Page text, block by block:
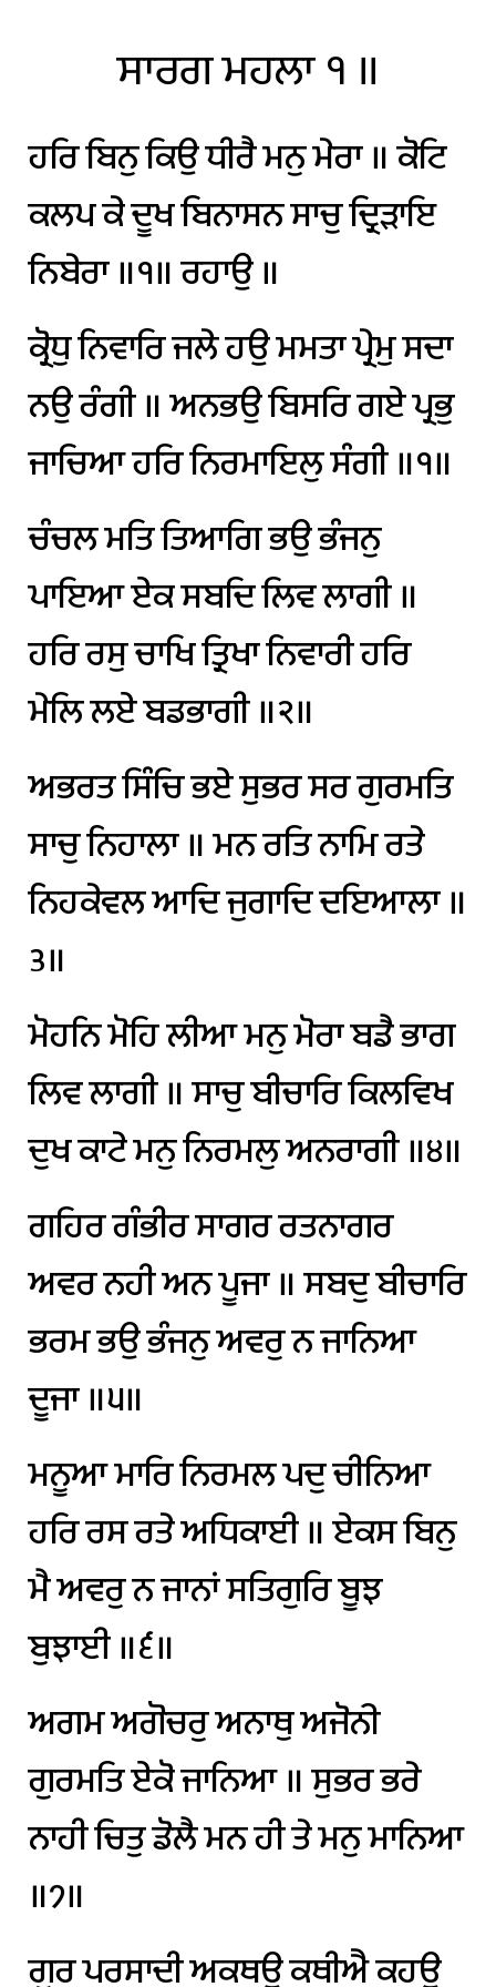
ਸਾਰਗਮਹਲਾ੧ ॥
ਹਰਿਬਿਨੁਕਿਉਧੀਰੈਮਨੁਮੇਰਾ॥ਕੋਟਿ
ਕਲਪਕੇਦੂਖਬਿਨਾਸਨਸਾਚੁਦ੍ਰਿੜਾਇ
ਨਿਬੇਰਾ॥੧॥ਰਹਾਉ॥
ਕ੍ਰੋਧੁਨਿਵਾਰਿਜਲੇਹਉਮਮਤਾਪ੍ਰੇਮੁਸਦਾ
ਨਉਰੰਗੀ॥ਅਨਭਉਬਿਸਰਿਗਏਪ੍ਰਭੁ
ਜਾਚਿਆਹਰਿਨਿਰਮਾਇਲੁਸੰਗੀ॥੧॥
ਚੰਚਲਮਤਿਤਿਆਗਿਭਉਭੰਜਨੁ
ਪਾਇਆਏਕਸਬਦਿਲਿਵਲਾਗੀ॥
ਹਰਿਰਸੁਚਾਖਿਤ੍ਰਿਖਾਨਿਵਾਰੀਹਰਿ
ਮੇਲਿਲਏਬਡਭਾਗੀ॥੨॥
ਅਭਰਤਸਿੰਚਿਭਏਸੁਭਰਸਰਗੁਰਮਤਿ
ਸਾਚੁਨਿਹਾਲਾ॥ਮਨਰਤਿਨਾਮਿਰਤੇ
ਨਿਹਕੇਵਲਆਦਿਜੁਗਾਦਿਦਇਆਲਾ॥
੩॥
ਮੋਹਨਿਮੋਹਿਲੀਆਮਨੁਮੋਰਾਬਡੈਭਾਗ
ਲਿਵਲਾਗੀ॥ਸਾਚੁਬੀਚਾਰਿਕਿਲਵਿਖ
ਦੁਖਕਾਟੇਮਨੁਨਿਰਮਲੁਅਨਰਾਗੀ॥੪॥
ਗਹਿਰਗੰਭੀਰਸਾਗਰਰਤਨਾਗਰ
ਅਵਰਨਹੀਅਨਪੂਜਾ॥ਸਬਦੁਬੀਚਾਰਿ
ਭਰਮਭਉਭੰਜਨੁਅਵਰੁਨਜਾਨਿਆ
ਦੂਜਾ॥੫॥
ਮਨੂਆਮਾਰਿਨਿਰਮਲਪਦੁਚੀਨਿਆ
ਹਰਿਰਸਰਤੇਅਧਿਕਾਈ॥ਏਕਸਬਿਨੁ
ਮੈਅਵਰੁਨਜਾਨਾਂਸਤਿਗੁਰਿਬੂਝ
ਬੁਝਾਈ॥੬॥
ਅਗਮਅਗੋਚਰੁਅਨਾਥੁਅਜੋਨੀ
ਗੁਰਮਤਿਏਕੋਜਾਨਿਆ॥ਸੁਭਰਭਰੇ
ਨਾਹੀਚਿਤੁਡੋਲੈਮਨਹੀਤੇਮਨੁਮਾਨਿਆ
॥੭॥
ਗੁਰਪਰਸਾਦੀਅਕਥਉਕਥੀਐਕਹਉ